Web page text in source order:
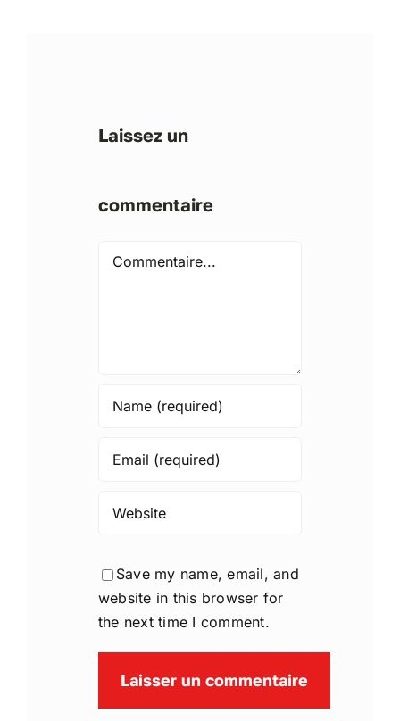
Laissez un
commentaire
Save my name, email, and
website in this browser for
the next time I comment.